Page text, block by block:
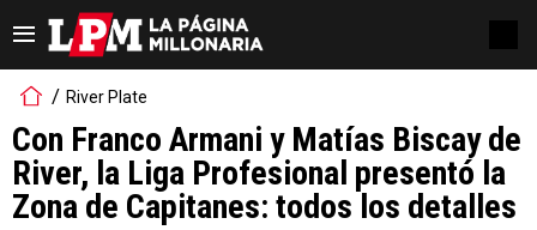
River Plate
Con Franco Armani y Matías Biscay de
River, la Liga Profesional presentó la
Zona de Capitanes: todos los detalles